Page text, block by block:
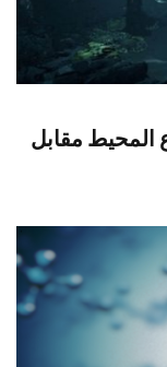
المحيط مقابل